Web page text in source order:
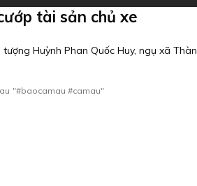
tài sản chủ xe
Huỳnh Phan Quốc Huy, ngụ xã
"#baocamau #camau"